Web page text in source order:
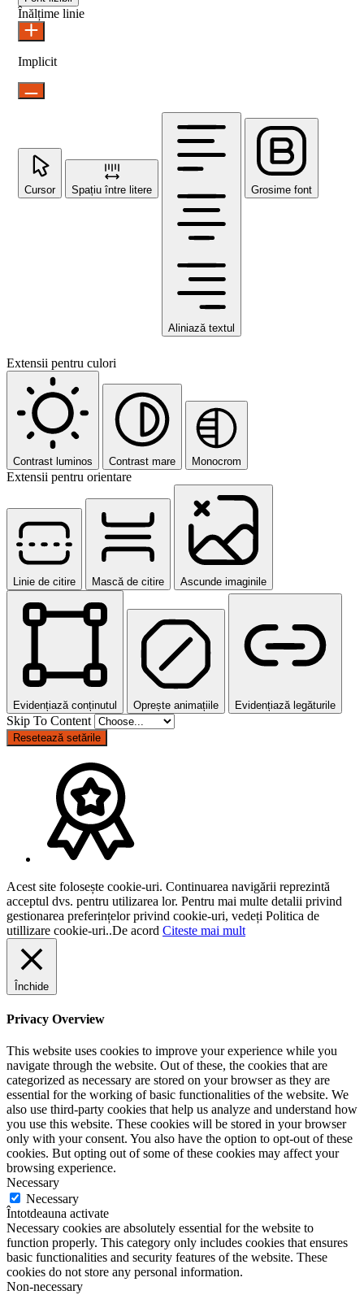
Înălțime linie
Implicit
Cursor Spațiu între litere
Aliniază textul
Grosime font
Extensii pentru culori
Contrast luminos Contrast mare Monocrom
Extensii pentru orientare
Linie de citire Mască de citire Ascunde imaginile
Evidențiază conținutul Oprește animațiile Evidențiază legăturile
Skip To Content
Resetează setările
Acest site folosește cookie-uri. Continuarea navigării reprezintă
acceptul dvs. pentru utilizarea lor. Pentru mai multe detalii privind
gestionarea preferințelor privind cookie-uri, vedeți Politica de
utillizare cookie-uri..De acord Citeste mai mult
Închide
Privacy Overview
This website uses cookies to improve your experience while you
navigate through the website. Out of these, the cookies that are
categorized as necessary are stored on your browser as they are
essential for the working of basic functionalities of the website. We
also use third-party cookies that help us analyze and understand how
you use this website. These cookies will be stored in your browser
only with your consent. You also have the option to opt-out of these
cookies. But opting out of some of these cookies may affect your
browsing experience.
Necessary
Necessary
Întotdeauna activate
Necessary cookies are absolutely essential for the website to
function properly. This category only includes cookies that ensures
basic functionalities and security features of the website. These
cookies do not store any personal information.
Non-necessary